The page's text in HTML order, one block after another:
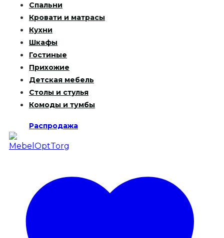
Спальни
Кровати и матрасы
Кухни
Шкафы
Гостиные
Прихожие
Детская мебель
Столы и стулья
Комоды и тумбы
Распродажа